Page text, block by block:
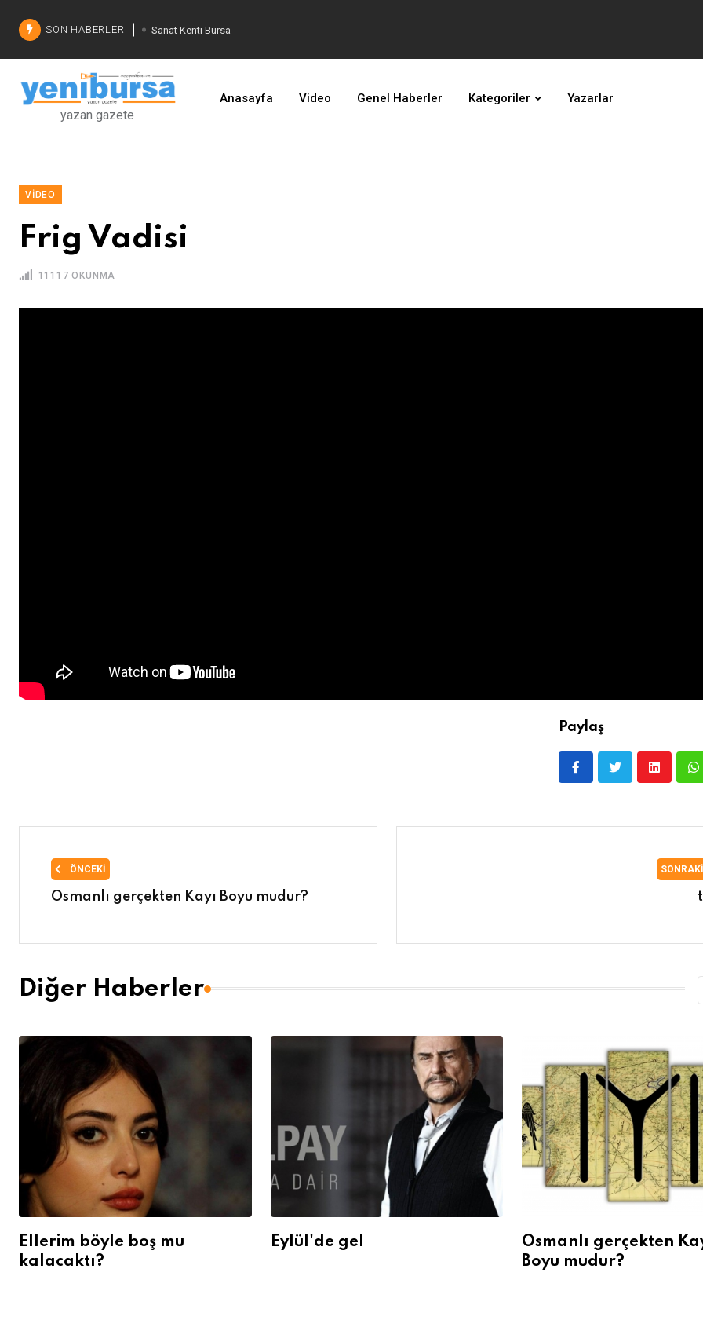
SON HABERLER Sanat Kenti Bursa
Bursa'da alt yapı seferberliği
Nilüfer'de tahıl berekettir
yazan gazete
Anasayfa Video Genel Haberler Kategoriler Yazarlar
VIDEO
Frig Vadisi
11117 OKUNMA
Paylaş
ÖNCEKI
Osmanlı gerçekten Kayı Boyu mudur?
SONRAKI
Diğer Haberler
Ellerim böyle boş mu
kalacaktı?
Eylül'de gel
Osmanlı gerçekten
Boyu mudur?